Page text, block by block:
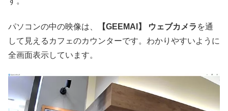
パソコンの中の映像は、 【GEEMAI】 ウェブカメラ を通
して見えるカフェのカウンターです。わかりやすいように
全画面表示しています。